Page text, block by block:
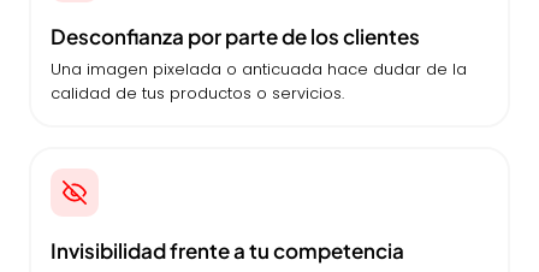
Desconfianza por parte de los clientes
Una imagen pixelada o anticuada hace dudar de la
calidad de tus productos o servicios.
Invisibilidad frente a tu competencia